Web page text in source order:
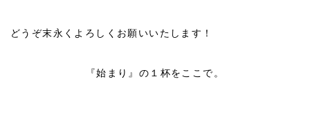
どうぞ末永くよろしくお願いいたします！
『始まり』の１杯をここで。